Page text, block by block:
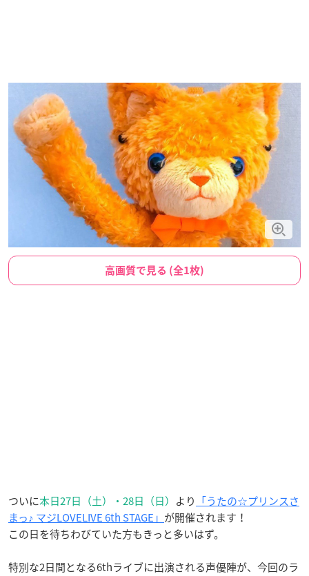
高画質で見る (全1枚)
ついに本日27日（土）・28日（日） より 「うたの☆プリンスさ
まっ♪ マジLOVELIVE 6th STAGE」 が開催されます！
この日を待ちわびていた方もきっと多いはず。
特別な2日間となる6thライブに出演される声優陣が、今回のラ